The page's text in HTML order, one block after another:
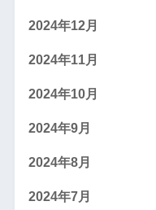
2024年12月
2024年11月
2024年10月
2024年9月
2024年8月
2024年7月